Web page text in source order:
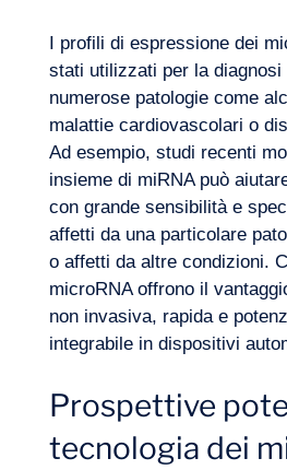
Volete salire a bordo?
I profili di espressione dei
stati utilizzati per la diagnosi
numerose patologie come
malattie cardiovascolari o
Ad esempio, studi recenti
insieme di miRNA può
con grande sensibilità e
affetti da una particolare
o affetti da altre condizioni.
microRNA offrono il
non invasiva, rapida e
integrabile in dispositivi
Prospettive
tecnologia dei